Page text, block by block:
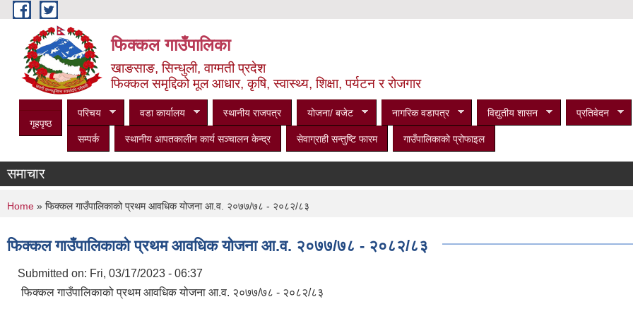
Skip to main content
फिक्कल गाउँपालिका
खाङसाङ, सिन्धुली, वाग्मती प्रदेश
फिक्कल समृद्दिको मूल आधार, कृषि, स्वास्थ्य, शिक्षा, पर्यटन र रोजगार
गृहपृष्ठ
परिचय वडा कार्यालय स्थानीय राजपत्र योजना/ बजेट नागरिक वडापत्र विद्युतीय शासन प्रतिवेदन
सम्पर्क स्थानीय आपतकालीन कार्य सञ्‍चालन केन्द्र सेवाग्राही सन्तुष्टि फारम गाउँपालिकाको प्रोफाइल
समाचार
You are here
Home » फिक्कल गाउँपालिकाको प्रथम आवधिक योजना आ.व. २०७७/७८ - २०८२/८३
फिक्कल गाउँपालिकाको प्रथम आवधिक योजना आ.व. २०७७/७८ - २०८२/८३
Submitted on: Fri, 03/17/2023 - 06:37
फिक्कल गाउँपालिकाको प्रथम आवधिक योजना आ.व. २०७७/७८ - २०८२/८३